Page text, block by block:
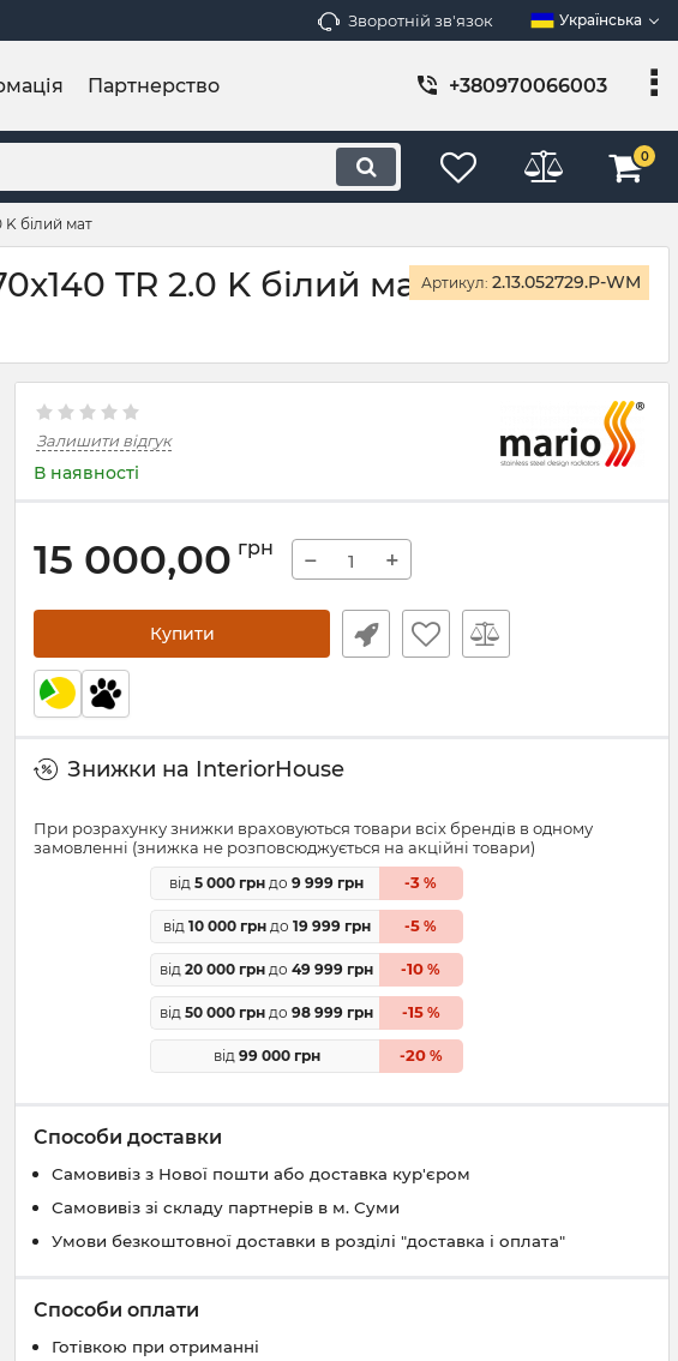
Зворотній зв'язок Українська
Партнерство +380970066003
0
білий мат
TR 2.0 K білий матАртикул: 2.13.052729.P-WM
Залишити відгук
В наявності
15 000,00 грн − +
Купити
Знижки на InteriorHouse
При розрахунку знижки враховуються товари всіх брендів в одному
замовленні (знижка не розповсюджується на акційні товари)
від 5 000 грн до 9 999 грн -3 %
від 10 000 грндо 19 999 грн -5 %
від 20 000 грн до 49 999 грн -10 %
від 50 000 грн до 98 999 грн -15%
від 99 000 грн -20%
Способи доставки
Самовивіз з Нової пошти або доставка кур'єром
Самовивіз зі складу партнерів в м. Суми
Умови безкоштовної доставки в розділі "доставка і оплата"
Способи оплати
Готівкою при отриманні